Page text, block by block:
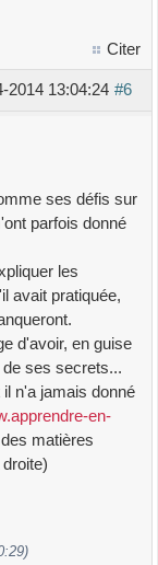
Citer
#6
2014 13:04:24
ses défis sur
parfois donné
les
avait pratiquée,
d'avoir, en guise
ses secrets...
n'a jamais donné
en-
matières